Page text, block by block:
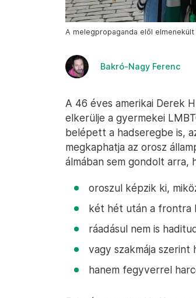
A melegpropaganda elől elmenekült
Bakró-Nagy Ferenc
A 46 éves amerikai Derek
elkerülje a gyermekei
belépett a hadseregbe is,
megkaphatja az orosz
álmában sem gondolt arra,
oroszul képzik ki,
két hét után a frontra
ráadásul nem is
vagy szakmája
hanem fegyverrel